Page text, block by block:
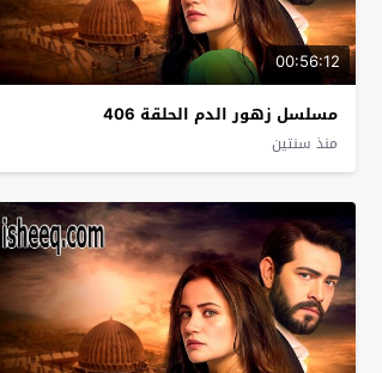
00:56:12
مسلسل زهور الدم الحلقة 406
منذ سنتين